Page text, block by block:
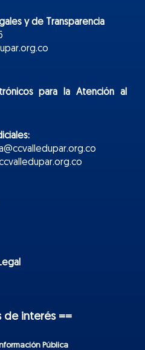
y de Transparencia
ónicospara la Atención al
de interés ==
Pública